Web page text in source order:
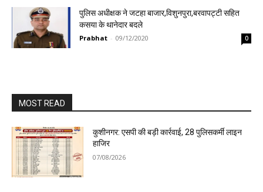
पुलिस अधीक्षक ने जटहा बाजार,विशुनपुरा,बरवापट्टी सहित
कसया के थानेदार बदले
Prabhat - 09/12/2020 0
MOST READ
कुशीनगर: एसपी की बड़ी कार्रवाई, 28 पुलिसकर्मी लाइन
हाजिर
07/08/2026